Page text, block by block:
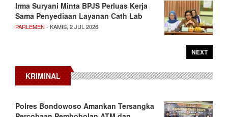
Irma Suryani Minta BPJS Perluas Kerja
Sama Penyediaan Layanan Cath Lab
PARLEMEN - KAMIS, 2 JUL 2026
NEXT
KRIMINAL
Polres Bondowoso Amankan Tersangka